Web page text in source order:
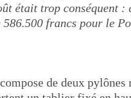
était trop conséquent
francs pour le
de deux